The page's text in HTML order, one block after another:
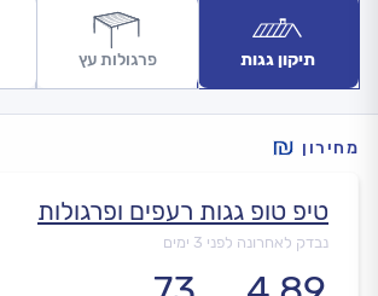
תיקון גגות פרגולות עץ
מחירון
טיפ טופ גגות רעפים ופרגולות
נבדק לאחרונה לפני 3 ימים